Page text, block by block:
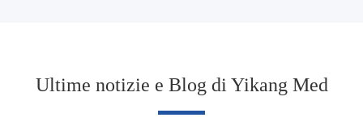
Ultime notizie e Blog di Yikang Med